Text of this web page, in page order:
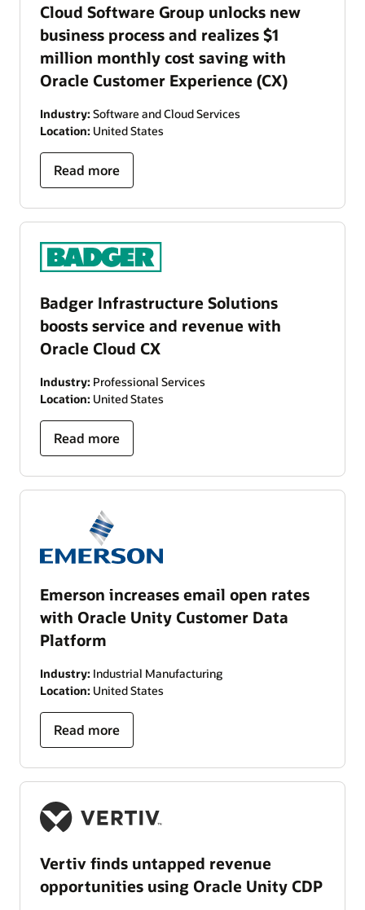
Cloud Software Group unlocks new
business process and realizes $1
million monthly cost saving with
Oracle Customer Experience (CX)
Industry: Software and Cloud Services
Location: United States
Read more
Badger Infrastructure Solutions
boosts service and revenue with
Oracle Cloud CX
Industry: Professional Services
Location: United States
Read more
Emerson increases email open rates
with Oracle Unity Customer Data
Platform
Industry: Industrial Manufacturing
Location: United States
Read more
Vertiv finds untapped revenue
opportunities using Oracle Unity CDP